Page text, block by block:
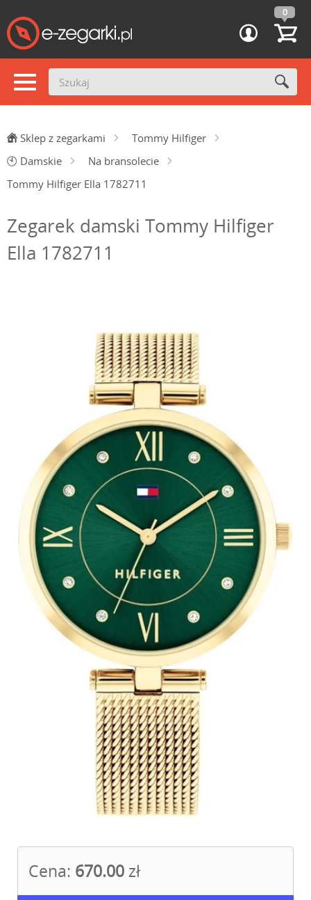
0
Sklep z zegarkami
Tommy Hilfiger
🕙 Damskie
Na bransolecie
Tommy Hilfiger Ella 1782711
Zegarek damski Tommy Hilfiger
Ella 1782711
Cena: 670.00 zł